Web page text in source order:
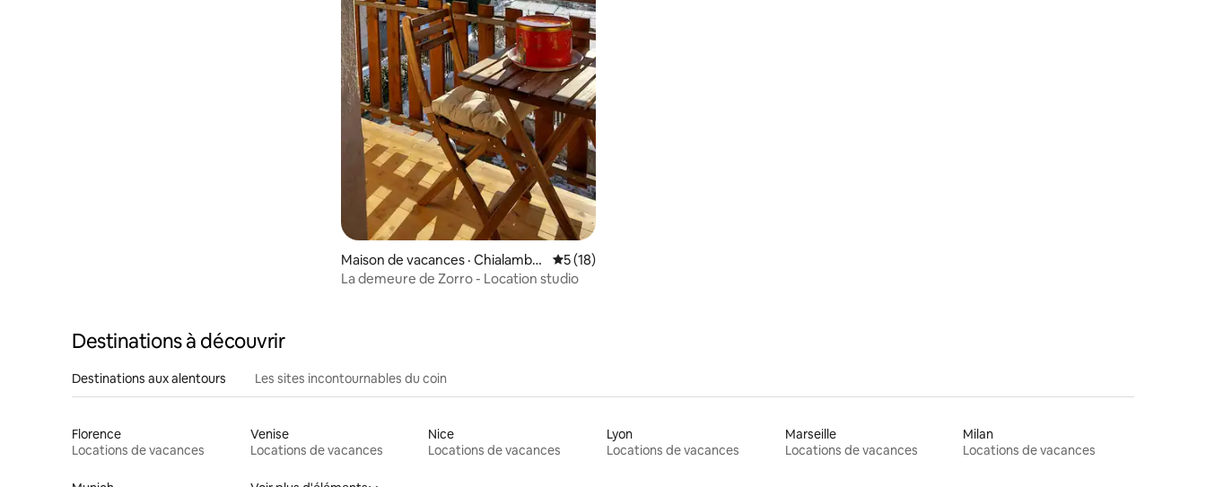
Maison de vacances · Chialamber
to
Note moyenne de 5 sur 5, 18 commentaires
5 (18)
La demeure de Zorro - Location studio
Destinations à découvrir
Destinations aux alentours Les sites incontournables du coin
Florence
Locations de vacances
Venise
Locations de vacances
Nice
Locations de vacances
Lyon
Locations de vacances
Marseille
Locations de vacances
Milan
Locations de vacances